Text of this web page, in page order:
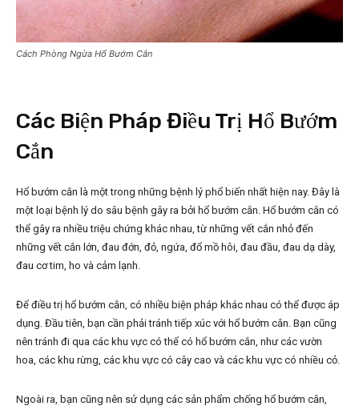
Cách Phòng Ngừa Hổ Bướm Cắn
Các Biện Pháp Điều Trị Hổ Bướm
Cắn
Hổ bướm cắn là một trong những bệnh lý phổ biến nhất hiện nay. Đây là
một loại bệnh lý do sâu bệnh gây ra bởi hổ bướm cắn. Hổ bướm cắn có
thể gây ra nhiều triệu chứng khác nhau, từ những vết cắn nhỏ đến
những vết cắn lớn, đau đớn, đỏ, ngứa, đổ mồ hôi, đau đầu, đau dạ dày,
đau cơ tim, ho và cảm lạnh.
Để điều trị hổ bướm cắn, có nhiều biện pháp khác nhau có thể được áp
dụng. Đầu tiên, bạn cần phải tránh tiếp xúc với hổ bướm cắn. Bạn cũng
nên tránh đi qua các khu vực có thể có hổ bướm cắn, như các vườn
hoa, các khu rừng, các khu vực có cây cao và các khu vực có nhiều cỏ.
Ngoài ra, bạn cũng nên sử dụng các sản phẩm chống hổ bướm cắn,